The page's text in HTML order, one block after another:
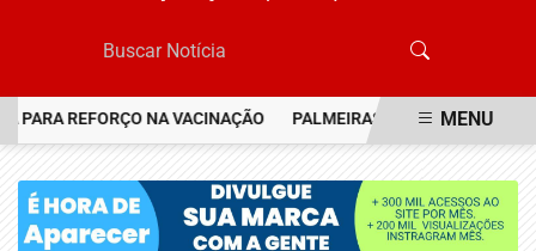
REFORÇO NA VACINAÇÃO PALMEIRAS RESGATA JOIA DO
MENU